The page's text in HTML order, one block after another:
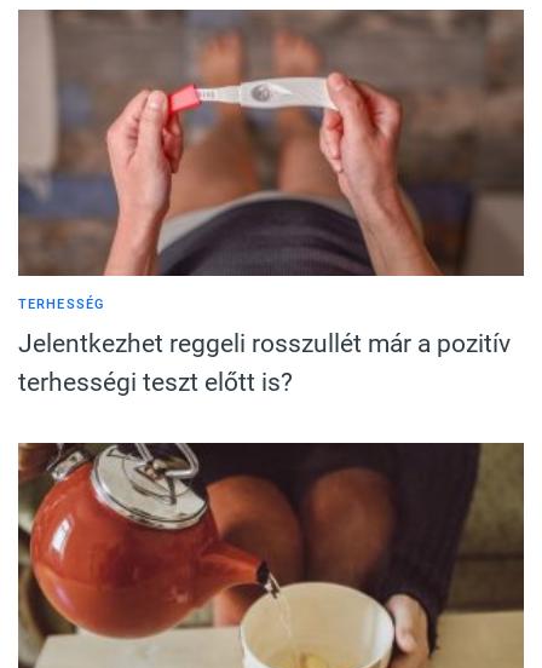
TERHESSÉG
Jelentkezhet reggeli rosszullét már a pozitív
terhességi teszt előtt is?